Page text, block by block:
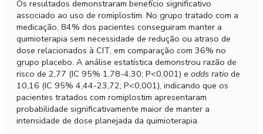
Os resultados demonstraram benefício significativo
associado ao uso de romiplostim. No grupo tratado com a
medicação, 84% dos pacientes conseguiram manter a
quimioterapia sem necessidade de redução ou atraso de
dose relacionados à CIT, em comparação com 36% no
grupo placebo. A análise estatística demonstrou razão de
risco de 2,77 (IC 95% 1,78-4,30; P<0,001) e odds ratio de
10,16 (IC 95% 4,44-23,72; P<0,001), indicando que os
pacientes tratados com romiplostim apresentaram
probabilidade significativamente maior de manter a
intensidade de dose planejada da quimioterapia.